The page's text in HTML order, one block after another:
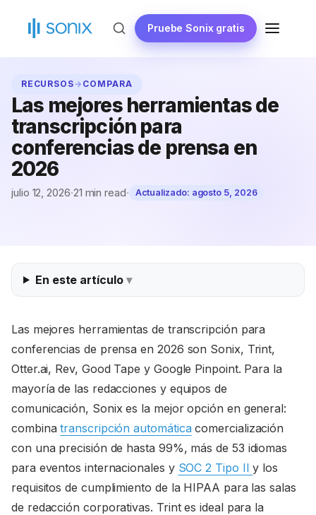
contenido
Pruebe Sonix gratis MENÚ
RECURSOS→ COMPARA
Las mejores herramientas de
transcripción para
conferencias de prensa en
2026
julio 12, 2026·21 min read· Actualizado: agosto 5, 2026
En este artículo
Las mejores herramientas de transcripción para
conferencias de prensa en 2026 son Sonix, Trint,
Otter.ai, Rev, Good Tape y Google Pinpoint. Para la
mayoría de las redacciones y equipos de
comunicación, Sonix es la mejor opción en general:
combinatranscripción automáticacomercialización
con una precisión de hasta 99%, más de 53 idiomas
para eventos internacionales y SOC 2 Tipo IIy los
requisitos de cumplimiento de la HIPAA para las salas
de redacción corporativas. Trint es ideal para la